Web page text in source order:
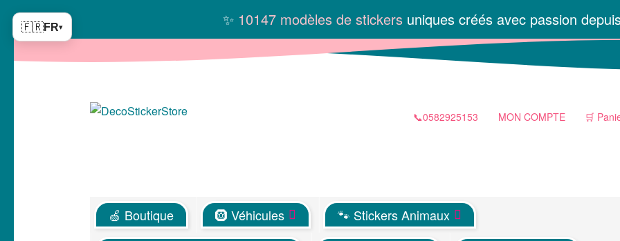
🇫🇷FR▾ ✨ 10147 modèles de stickers uniques créés avec passion
Aller
Aller
📞0582925153 MON COMPTE 🛒
🍏 Boutique 🛞 Véhicules
🐾 Stickers Animaux